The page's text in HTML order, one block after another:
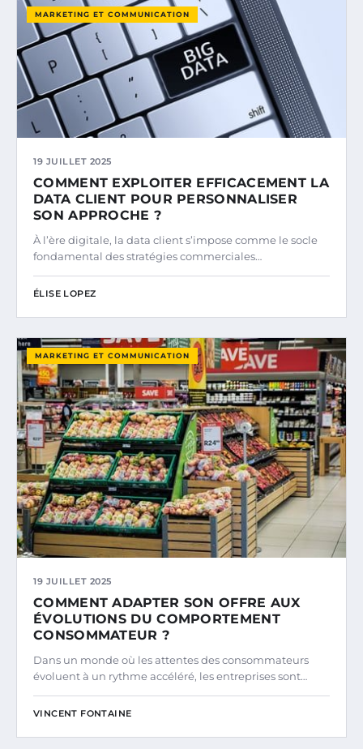
MARKETING ET COMMUNICATION
19 JUILLET 2025
COMMENT EXPLOITER EFFICACEMENT LA
DATA CLIENT POUR PERSONNALISER
SON APPROCHE ?
À l’ère digitale, la data client s’impose comme le socle
fondamental des stratégies commerciales…
ÉLISE LOPEZ
MARKETING ET COMMUNICATION
19 JUILLET 2025
COMMENT ADAPTER SON OFFRE AUX
ÉVOLUTIONS DU COMPORTEMENT
CONSOMMATEUR ?
Dans un monde où les attentes des consommateurs
évoluent à un rythme accéléré, les entreprises sont…
VINCENT FONTAINE